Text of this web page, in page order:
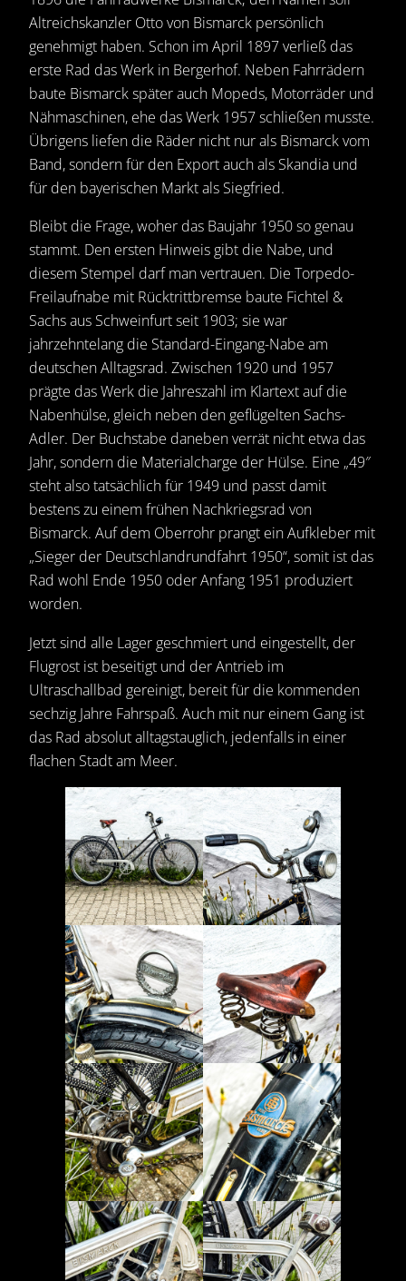
Altreichskanzler Otto von Bismarck persönlich
genehmigt haben. Schon im April 1897 verließ das
erste Rad das Werk in Bergerhof. Neben Fahrrädern
baute Bismarck später auch Mopeds, Motorräder und
Nähmaschinen, ehe das Werk 1957 schließen musste.
Übrigens liefen die Räder nicht nur als Bismarck vom
Band, sondern für den Export auch als Skandia und
für den bayerischen Markt als Siegfried.
Bleibt die Frage, woher das Baujahr 1950 so genau
stammt. Den ersten Hinweis gibt die Nabe, und
diesem Stempel darf man vertrauen. Die Torpedo-
Freilaufnabe mit Rücktrittbremse baute Fichtel &
Sachs aus Schweinfurt seit 1903; sie war
jahrzehntelang die Standard-Eingang-Nabe am
deutschen Alltagsrad. Zwischen 1920 und 1957
prägte das Werk die Jahreszahl im Klartext auf die
Nabenhülse, gleich neben den geflügelten Sachs-
Adler. Der Buchstabe daneben verrät nicht etwa das
Jahr, sondern die Materialcharge der Hülse. Eine „49″
steht also tatsächlich für 1949 und passt damit
bestens zu einem frühen Nachkriegsrad von
Bismarck. Auf dem Oberrohr prangt ein Aufkleber mit
„Sieger der Deutschlandrundfahrt 1950“, somit ist das
Rad wohl Ende 1950 oder Anfang 1951 produziert
worden.
Jetzt sind alle Lager geschmiert und eingestellt, der
Flugrost ist beseitigt und der Antrieb im
Ultraschallbad gereinigt, bereit für die kommenden
sechzig Jahre Fahrspaß. Auch mit nur einem Gang ist
das Rad absolut alltagstauglich, jedenfalls in einer
flachen Stadt am Meer.